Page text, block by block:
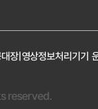
장|영상정보처리기기
reserved.